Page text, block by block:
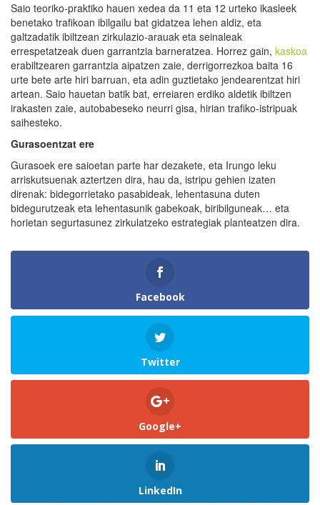
Saio teoriko-praktiko hauen xedea da 11 eta 12 urteko ikasleek
benetako trafikoan ibilgailu bat gidatzea lehen aldiz, eta
galtzadatik ibiltzean zirkulazio-arauak eta seinaleak
errespetatzeak duen garrantzia barneratzea. Horrez gain, kaskoa
erabiltzearen garrantzia aipatzen zaie, derrigorrezkoa baita 16
urte bete arte hiri barruan, eta adin guztietako jendearentzat hiri
artean. Saio hauetan batik bat, erreiaren erdiko aldetik ibiltzen
irakasten zaie, autobabeseko neurri gisa, hirian trafiko-istripuak
saihesteko.
Gurasoentzat ere
Gurasoek ere saioetan parte har dezakete, eta Irungo leku
arriskutsuenak aztertzen dira, hau da, istripu gehien izaten
direnak: bidegorrietako pasabideak, lehentasuna duten
bidegurutzeak eta lehentasunik gabekoak, biribilguneak… eta
horietan segurtasunez zirkulatzeko estrategiak planteatzen dira.
Facebook
Twitter
Google+
LinkedIn